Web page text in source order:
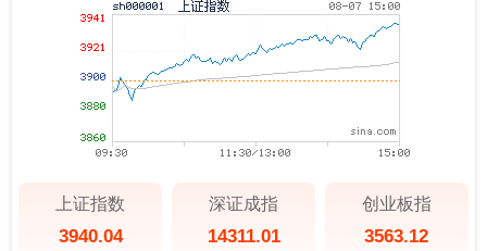
上证指数
3940.04
深证成指
14311.01
创业板指
3563.12